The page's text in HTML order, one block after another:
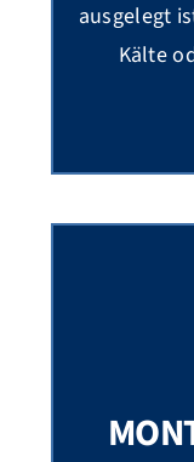
ausgelegt
Kälte